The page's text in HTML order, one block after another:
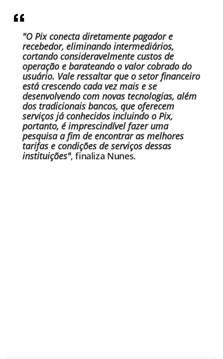
"O Pix conecta diretamente pagador e
recebedor, eliminando intermediários,
cortando consideravelmente custos de
operação e barateando o valor cobrado do
usuário. Vale ressaltar que o setor financeiro
está crescendo cada vez mais e se
desenvolvendo com novas tecnologias, além
dos tradicionais bancos, que oferecem
serviços já conhecidos incluindo o Pix,
portanto, é imprescindível fazer uma
pesquisa a fim de encontrar as melhores
tarifas e condições de serviços dessas
instituições", finaliza Nunes.